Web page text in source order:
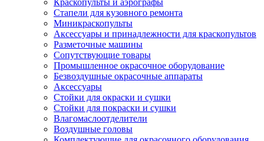
Краскопульты и аэрографы
Стапели для кузовного ремонта
Миникраскопульты
Аксессуары и принадлежности для краскопультов
Разметочные машины
Сопутствующие товары
Промышленное окрасочное оборудование
Безвоздушные окрасочные аппараты
Аксессуары
Стойки для окраски и сушки
Стойки для покраски и сушки
Влагомаслоотделители
Воздушные головы